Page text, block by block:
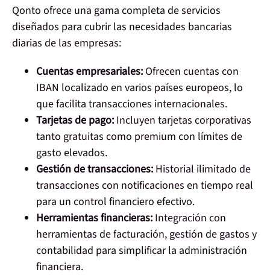
Qonto ofrece una gama completa de servicios
diseñados para cubrir las necesidades bancarias
diarias de las empresas:
Cuentas empresariales: Ofrecen cuentas con
IBAN localizado en varios países europeos, lo
que facilita transacciones internacionales.
Tarjetas de pago: Incluyen tarjetas corporativas
tanto gratuitas como premium con límites de
gasto elevados.
Gestión de transacciones: Historial ilimitado de
transacciones con notificaciones en tiempo real
para un control financiero efectivo.
Herramientas financieras: Integración con
herramientas de facturación, gestión de gastos y
contabilidad para simplificar la administración
financiera.